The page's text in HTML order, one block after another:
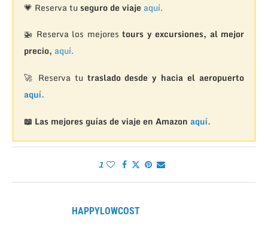
💗 Reserva tu seguro de viaje aquí.
🚁 Reserva los mejorestours y excursiones, al mejor
precio, aquí.
🚀 Reserva tu traslado desde y hacia el aeropuerto
aquí.
📖 Las mejores guías de viaje en Amazon aquí.
1
HAPPYLOWCOST